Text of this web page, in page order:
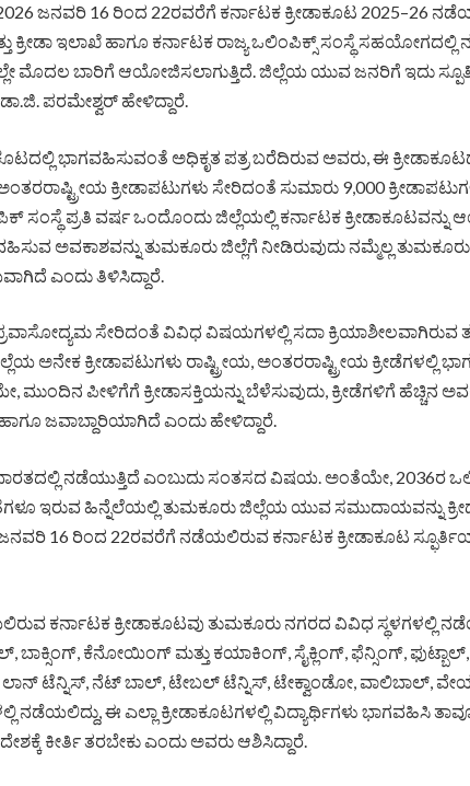
ಜನವರಿ 16 ರಿಂದ 22ರವರೆಗೆ ಕರ್ನಾಟಕ ಕ್ರೀಡಾಕೂಟ 2025–26
ಕ್ರೀಡಾ ಇಲಾಖೆ ಹಾಗೂ ಕರ್ನಾಟಕ ರಾಜ್ಯ ಒಲಿಂಪಿಕ್ಸ್ ಸಂಸ್ಥೆ ಸಹಯೋಗದಲ್ಲಿ
ಮೊದಲ ಬಾರಿಗೆ ಆಯೋಜಿಸಲಾಗುತ್ತಿದೆ. ಜಿಲ್ಲೆಯ ಯುವ ಜನರಿಗೆ ಇದು
ಪರಮೇಶ್ವರ್ ಹೇಳಿದ್ದಾರೆ.
ಭಾಗವಹಿಸುವಂತೆ ಅಧಿಕೃತ ಪತ್ರ ಬರೆದಿರುವ ಅವರು, ಈ
ಅಂತರರಾಷ್ಟ್ರೀಯ ಕ್ರೀಡಾಪಟುಗಳು ಸೇರಿದಂತೆ ಸುಮಾರು 9,000
ಸಂಸ್ಥೆ ಪ್ರತಿ ವರ್ಷ ಒಂದೊಂದು ಜಿಲ್ಲೆಯಲ್ಲಿ ಕರ್ನಾಟಕ ಕ್ರೀಡಾಕೂಟವನ್ನು
ಅವಕಾಶವನ್ನು ತುಮಕೂರು ಜಿಲ್ಲೆಗೆ ನೀಡಿರುವುದು ನಮ್ಮೆಲ್ಲ ತುಮಕೂರು
ಎಂದು ತಿಳಿಸಿದ್ದಾರೆ.
ಪ್ರವಾಸೋದ್ಯಮ ಸೇರಿದಂತೆ ವಿವಿಧ ವಿಷಯಗಳಲ್ಲಿ ಸದಾ ಕ್ರಿಯಾಶೀಲವಾಗಿರುವ
ಅನೇಕ ಕ್ರೀಡಾಪಟುಗಳು ರಾಷ್ಟ್ರೀಯ, ಅಂತರರಾಷ್ಟ್ರೀಯ ಕ್ರೀಡೆಗಳಲ್ಲಿ
ಮುಂದಿನ ಪೀಳಿಗೆಗೆ ಕ್ರೀಡಾಸಕ್ತಿಯನ್ನು ಬೆಳೆಸುವುದು, ಕ್ರೀಡೆಗಳಿಗೆ ಹೆಚ್ಚಿನ
ಜವಾಬ್ದಾರಿಯಾಗಿದೆ ಎಂದು ಹೇಳಿದ್ದಾರೆ.
ನಡೆಯುತ್ತಿದೆ ಎಂಬುದು ಸಂತಸದ ವಿಷಯ. ಅಂತೆಯೇ, 2036ರ
ಇರುವ ಹಿನ್ನೆಲೆಯಲ್ಲಿ ತುಮಕೂರು ಜಿಲ್ಲೆಯ ಯುವ ಸಮುದಾಯವನ್ನು
16 ರಿಂದ 22ರವರೆಗೆ ನಡೆಯಲಿರುವ ಕರ್ನಾಟಕ ಕ್ರೀಡಾಕೂಟ
ಕರ್ನಾಟಕ ಕ್ರೀಡಾಕೂಟವು ತುಮಕೂರು ನಗರದ ವಿವಿಧ ಸ್ಥಳಗಳಲ್ಲಿ
ಬಾಕ್ಸಿಂಗ್, ಕೆನೋಯಿಂಗ್ ಮತ್ತು ಕಯಾಕಿಂಗ್, ಸೈಕ್ಲಿಂಗ್, ಫೆನ್ಸಿಂಗ್, ಫುಟ್ಬಾಲ್,
ಟೆನ್ನಿಸ್, ನೆಟ್ ಬಾಲ್, ಟೇಬಲ್ ಟೆನ್ನಿಸ್, ಟೇಕ್ವಾಂಡೋ, ವಾಲಿಬಾಲ್,
ಈ ಎಲ್ಲಾ ಕ್ರೀಡಾಕೂಟಗಳಲ್ಲಿ ವಿದ್ಯಾರ್ಥಿಗಳು ಭಾಗವಹಿಸಿ ತಾವೂ
ಕೀರ್ತಿ ತರಬೇಕು ಎಂದು ಅವರು ಆಶಿಸಿದ್ದಾರೆ.